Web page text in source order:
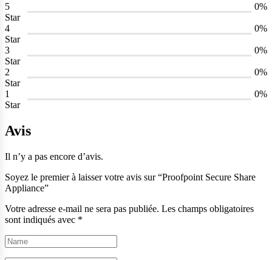
5
Star
0%
4
Star
0%
3
Star
0%
2
Star
0%
1
Star
0%
Avis
Il n’y a pas encore d’avis.
Soyez le premier à laisser votre avis sur “Proofpoint Secure Share
Appliance”
Votre adresse e-mail ne sera pas publiée. Les champs obligatoires
sont indiqués avec *